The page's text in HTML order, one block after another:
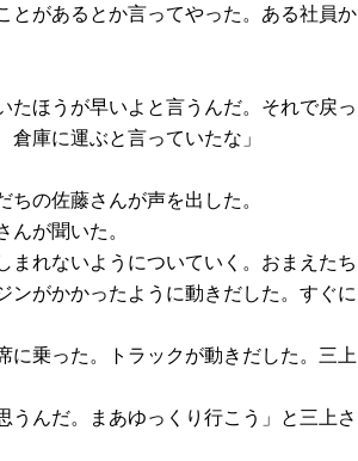
とがあるとか言ってやった。ある社員か
たほうが早いよと言うんだ。それで戻っ
庫に運ぶと言っていたな」
の佐藤さんが声を出した。
が聞いた。
まれないようについていく。おまえたち
ンがかかったように動きだした。すぐに
に乗った。トラックが動きだした。三上
んだ。まあゆっくり行こう」と三上さ